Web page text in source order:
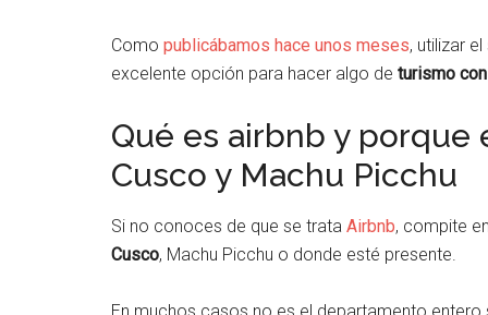
Como publicábamos hace unos meses, utilizar
excelente opción para hacer algo de turismo
Qué es airbnb y
Cusco y Machu Picchu
Si no conoces de que se trata Airbnb, compite
Cusco, Machu Picchu o donde esté presente.